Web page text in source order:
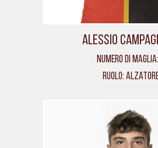
Alessio
Numero di
Ruolo: